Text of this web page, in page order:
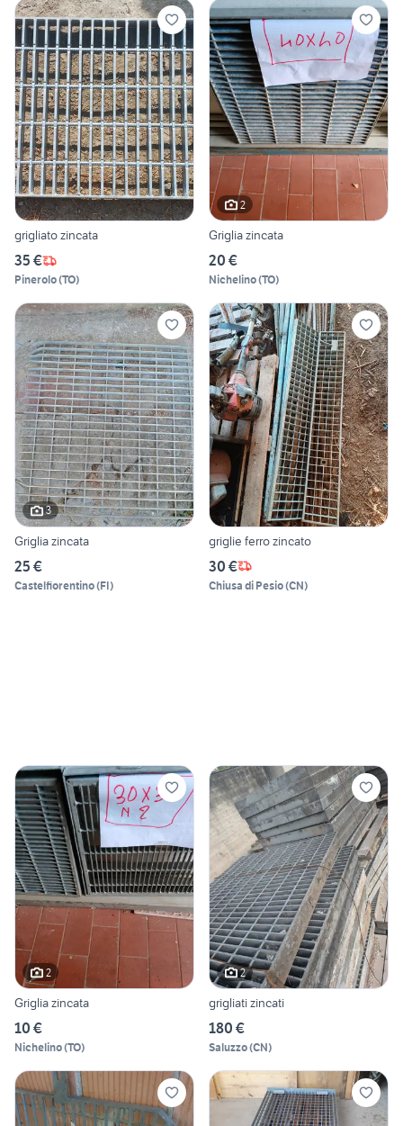
grigliato zincata
35 €
Pinerolo(TO)
2
Griglia zincata
20 €
Nichelino(TO)
3
Griglia zincata
25 €
Castelfiorentino(FI)
griglie ferro zincato
30 €
Chiusa di Pesio(CN)
2
Griglia zincata
10 €
Nichelino(TO)
2
grigliati zincati
180 €
Saluzzo(CN)